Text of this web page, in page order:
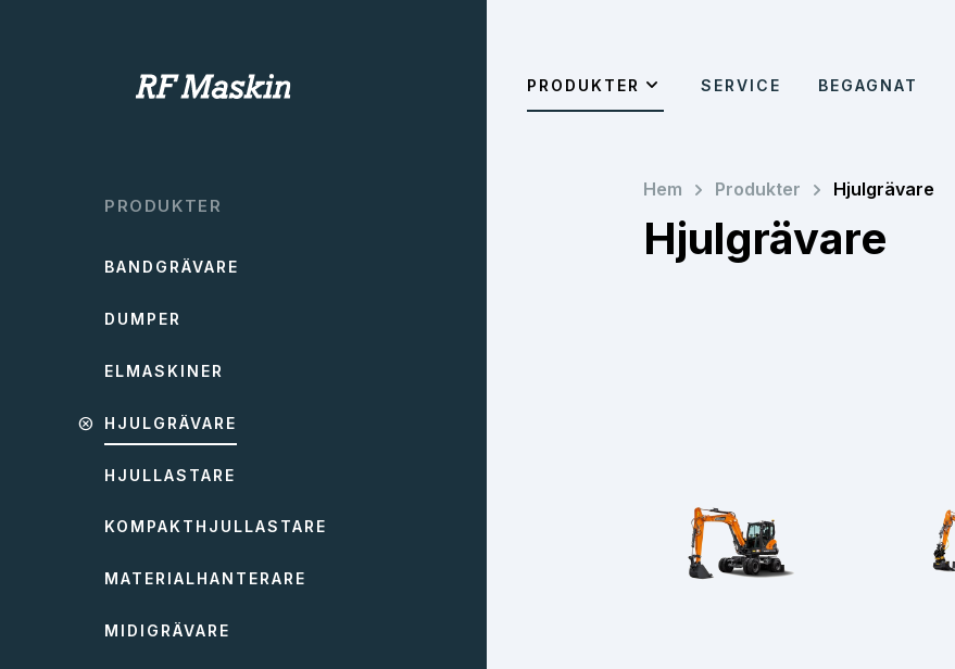
PRODUKTER SERVICE BEGAGNAT
PRODUKTER
BANDGRÄVARE
DUMPER
ELMASKINER
cancel HJULGRÄVARE
HJULLASTARE
KOMPAKTHJULLASTARE
MATERIALHANTERARE
MIDIGRÄVARE
Hem chevron_right Produkter chevron_right Hjulgrävare
Hjulgrävare